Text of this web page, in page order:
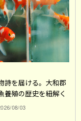
詩を届ける。大和郡
養殖の歴史を紐解く
08/03